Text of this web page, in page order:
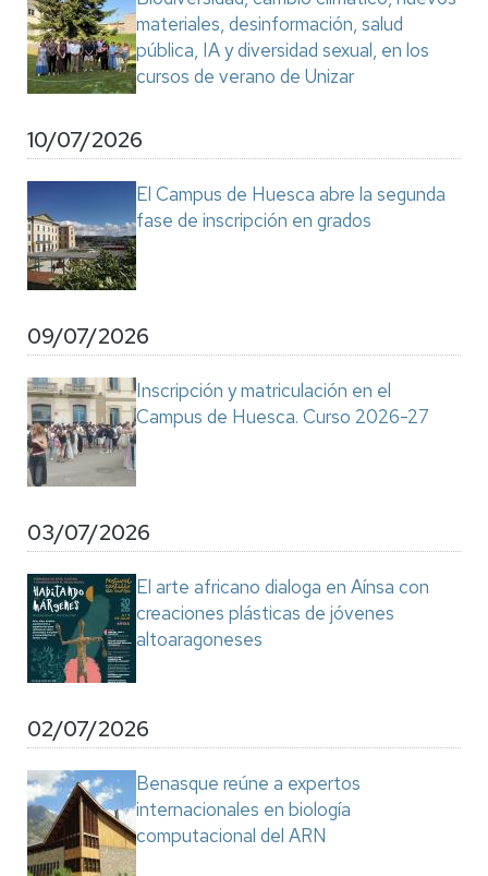
materiales, desinformación, salud
pública, IA y diversidad sexual, en los
cursos de verano de Unizar
10/07/2026
El Campus de Huesca abre la segunda
fase de inscripción en grados
09/07/2026
Inscripción y matriculación en el
Campus de Huesca. Curso 2026-27
03/07/2026
El arte africano dialoga en Aínsa con
creaciones plásticas de jóvenes
altoaragoneses
02/07/2026
Benasque reúne a expertos
internacionales en biología
computacional del ARN